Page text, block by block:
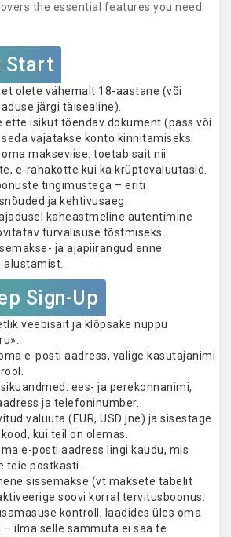
the essential features you need
Start
olete vähemalt 18-aastane (või
järgi täisealine).
ette isikut tõendav dokument (pass või
seda vajatakse konto kinnitamiseks.
makseviise: toetab sait nii
e-rahakotte kui ka krüptovaluutasid.
tingimustega – eriti
ja kehtivusaeg.
kaheastmeline autentimine
turvalisuse tõstmiseks.
ja ajapiirangud enne
alustamist.
Sign-Up
veebisait ja klõpsake nuppu
e-posti aadress, valige kasutajanimi
ees- ja perekonnanimi,
ja telefoninumber.
valuuta (EUR, USD jne) ja sisestage
kui teil on olemas.
e-posti aadress lingi kaudu, mis
teie postkasti.
sissemakse (vt maksete tabelit
soovi korral tervitusboonus.
kontroll, laadides üles oma
– ilma selle sammuta ei saa te